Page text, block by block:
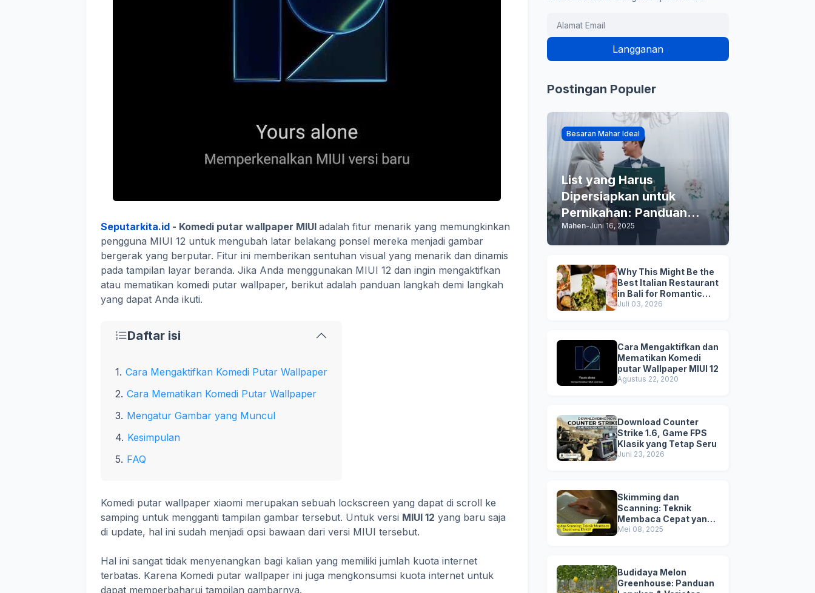
Seputarkita.id - Komedi putar wallpaper MIUI adalah fitur menarik yang memungkinkan
pengguna MIUI 12 untuk mengubah latar belakang ponsel mereka menjadi gambar
bergerak yang berputar. Fitur ini memberikan sentuhan visual yang menarik dan dinamis
pada tampilan layar beranda. Jika Anda menggunakan MIUI 12 dan ingin mengaktifkan
atau mematikan komedi putar wallpaper, berikut adalah panduan langkah demi langkah
yang dapat Anda ikuti.
Daftar isi
Cara Mengaktifkan Komedi Putar Wallpaper
Cara Mematikan Komedi Putar Wallpaper
Mengatur Gambar yang Muncul
Kesimpulan
FAQ
Komedi putar wallpaper xiaomi merupakan sebuah lockscreen yang dapat di scroll ke
samping untuk mengganti tampilan gambar tersebut. Untuk versi MIUI 12 yang baru saja
di update, hal ini sudah menjadi opsi bawaan dari versi MIUI tersebut.
Hal ini sangat tidak menyenangkan bagi kalian yang memiliki jumlah kuota internet
terbatas. Karena Komedi putar wallpaper ini juga mengkonsumsi kuota internet untuk
dapat memperbaharui tampilan gambarnya.
Postingan Populer
Besaran Mahar Ideal
List yang Harus
Dipersiapkan untuk
Pernikahan: Panduan
Praktis Anda
Mahen-Juni 16, 2025
Why This Might Be the
Best Italian Restaurant
in Bali for Romantic
Dinner, Family Dinner,
Juli 03, 2026
Cara Mengaktifkan dan
Mematikan Komedi
putar Wallpaper MIUI 12
Agustus 22, 2020
Download Counter
Strike 1.6, Game FPS
Klasik yang Tetap Seru
Juni 23, 2026
Skimming dan
Scanning: Teknik
Membaca Cepat yang
Efektif
Mei 08, 2025
Budidaya Melon
Greenhouse: Panduan